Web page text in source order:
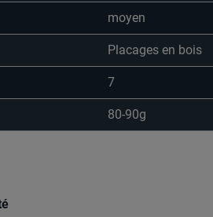
moyen
Placages en bois
7
80-90g